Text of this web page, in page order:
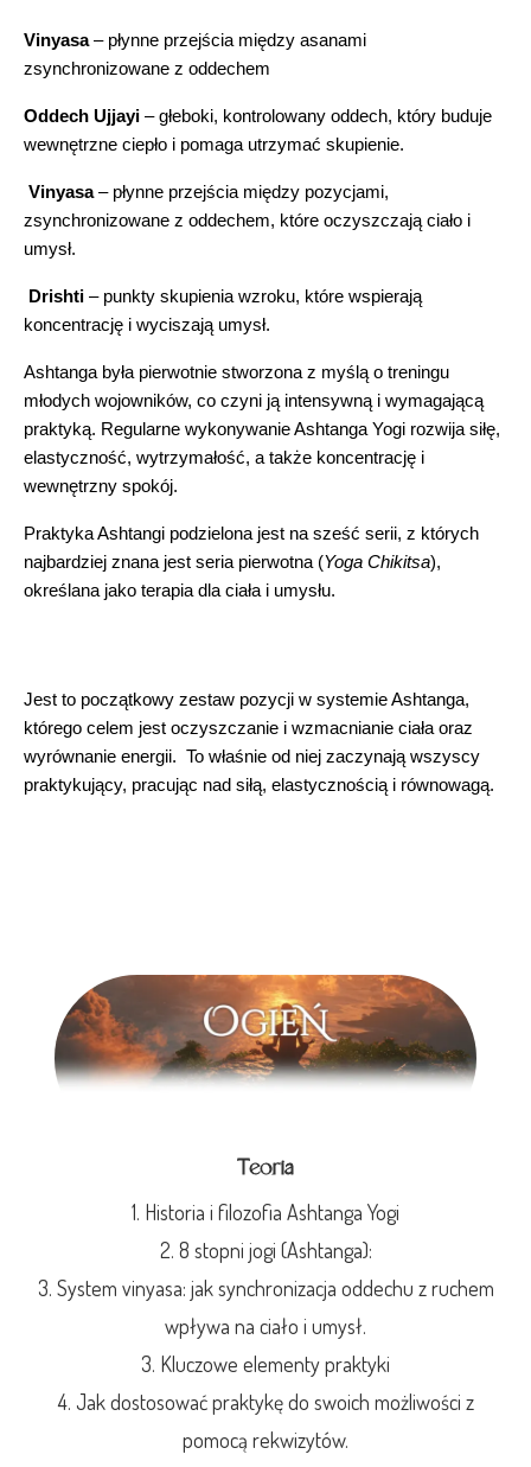
Vinyasa – płynne przejścia między asanami
zsynchronizowane z oddechem
Oddech Ujjayi – głeboki, kontrolowany oddech, który buduje
wewnętrzne ciepło i pomaga utrzymać skupienie.
Vinyasa – płynne przejścia między pozycjami,
zsynchronizowane z oddechem, które oczyszczają ciało i
umysł.
Drishti – punkty skupienia wzroku, które wspierają
koncentrację i wyciszają umysł.
Ashtanga była pierwotnie stworzona z myślą o treningu
młodych wojowników, co czyni ją intensywną i wymagającą
praktyką. Regularne wykonywanie Ashtanga Yogi rozwija siłę,
elastyczność, wytrzymałość, a także koncentrację i
wewnętrzny spokój.
Praktyka Ashtangi podzielona jest na sześć serii, z których
najbardziej znana jest seria pierwotna (Yoga Chikitsa),
określana jako terapia dla ciała i umysłu.
Jest to początkowy zestaw pozycji w systemie Ashtanga,
którego celem jest oczyszczanie i wzmacnianie ciała oraz
wyrównanie energii.  To właśnie od niej zaczynają wszyscy
praktykujący, pracując nad siłą, elastycznością i równowagą.
Teoria
1. Historia i filozofia Ashtanga Yogi
2. 8 stopni jogi (Ashtanga):
3. System vinyasa: jak synchronizacja oddechu z ruchem
wpływa na ciało i umysł.
3. Kluczowe elementy praktyki
4. Jak dostosować praktykę do swoich możliwości z
pomocą rekwizytów.